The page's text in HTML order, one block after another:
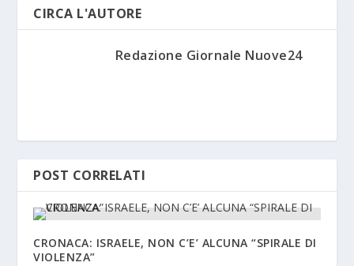
CIRCA L'AUTORE
Redazione Giornale Nuove24
POST CORRELATI
CRONACA: ISRAELE, NON C’E’ ALCUNA “SPIRALE DI
VIOLENZA”